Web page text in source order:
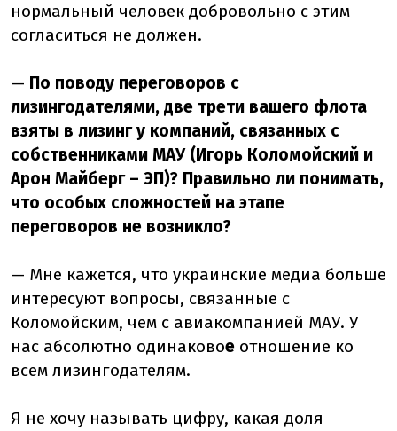
нормальный человек добровольно с этим
согласиться не должен.
— По поводу переговоров с
лизингодателями, две трети вашего флота
взяты в лизинг у компаний, связанных с
собственниками МАУ (Игорь Коломойский и
Арон Майберг – ЭП)? Правильно ли понимать,
что особых сложностей на этапе
переговоров не возникло?
— Мне кажется, что украинские медиа больше
интересуют вопросы, связанные с
Коломойским, чем с авиакомпанией МАУ. У
нас абсолютно одинаковое отношение ко
всем лизингодателям.
Я не хочу называть цифру, какая доля